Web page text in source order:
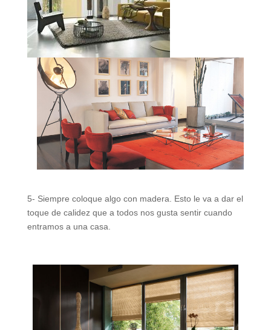
5- Siempre coloque algo con madera. Esto le va a dar el
toque de calidez que a todos nos gusta sentir cuando
entramos a una casa.